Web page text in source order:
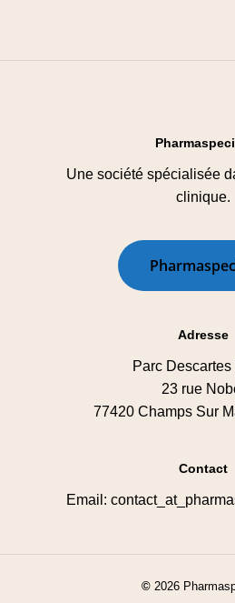
Une société spécialisée
clinique.
Pharmaspec
Adresse
Parc Descartes
23 rue
77420 Champs Sur
Contact
Email:
© 2026